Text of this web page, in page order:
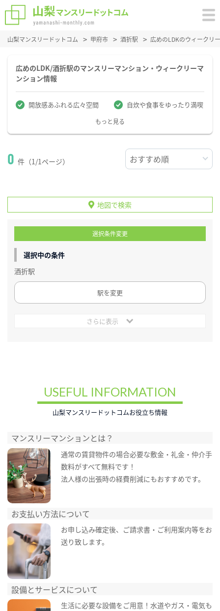
山梨マンスリードットコム 甲府市 酒折駅 広めのLDKのウィークリ
広めのLDK/酒折駅のマンスリーマンション・ウィークリーマ
ンション情報
開放感あふれる広々空間 自炊や食事をゆったり満喫
もっと見る
0 件（1/1ページ）
地図で検索
選択条件変更
選択中の条件
酒折駅
駅を変更
さらに表示
USEFUL INFORMATION
山梨マンスリードットコムお役立ち情報
マンスリーマンションとは？
通常の賃貸物件の場合必要な敷金・礼金・仲介手
数料がすべて無料です！
法人様の出張時の経費削減にもおすすめです。
お支払い方法について
お申し込み確定後、ご請求書・ご利用案内等をお
送り致します。
設備とサービスについて
生活に必要な設備をご用意！水道やガス・電気も